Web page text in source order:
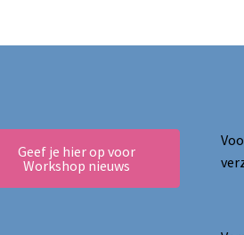
Geef je hier op voor
Workshop nieuws